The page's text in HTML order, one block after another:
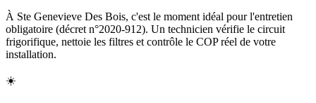
À Ste Genevieve Des Bois, c'est le moment idéal pour l'entretien
obligatoire (décret n°2020-912). Un technicien vérifie le circuit
frigorifique, nettoie les filtres et contrôle le COP réel de votre
installation.
☀️